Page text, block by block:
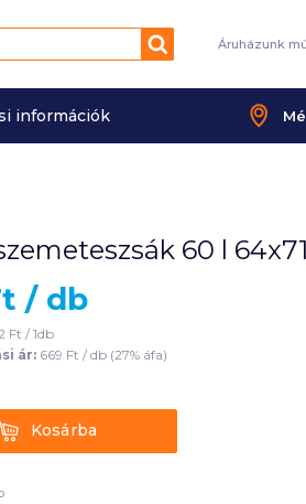
Keresés Áruházunk
információk
60 l
/ db
Ft / 1db
ár: 669 Ft / db (27% áfa)
Kosárba